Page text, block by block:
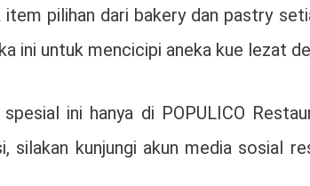
pilihan dari bakery dan pastry
ini untuk mencicipi aneka kue lezat
ini hanya di POPULICO
silakan kunjungi akun media sosial